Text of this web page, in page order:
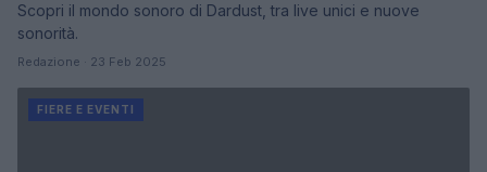
Scopri il mondo sonoro di Dardust, tra live unici e nuove
sonorità.
Redazione · 23 Feb 2025
FIERE E EVENTI